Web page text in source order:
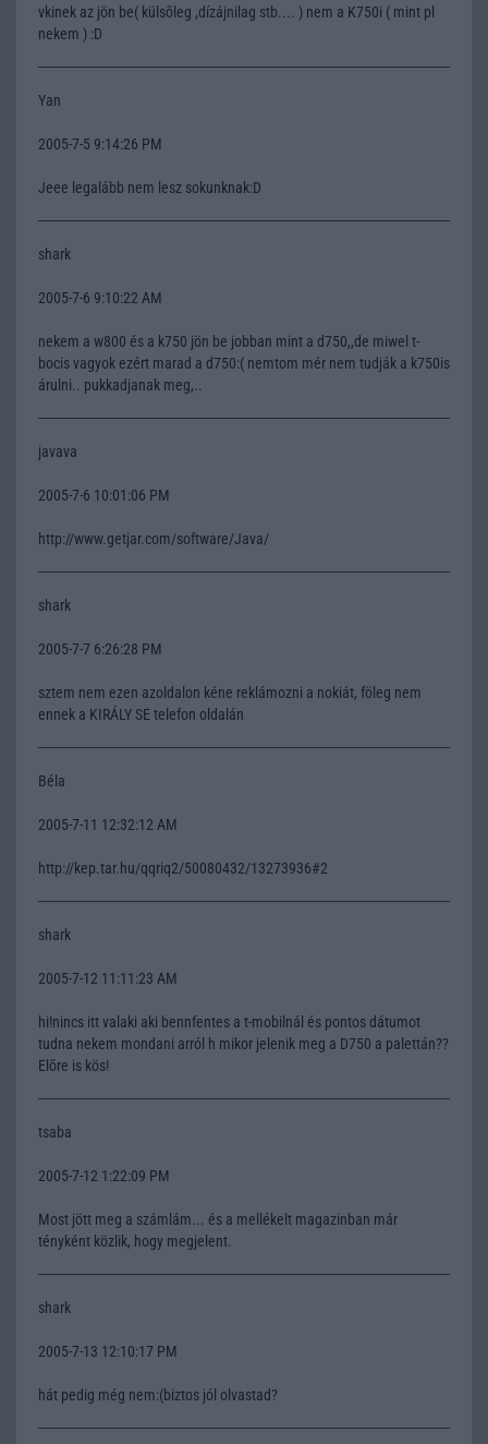
vkinek az jön be( külsõleg ,dízájnilag stb.... ) nem a K750i ( mint pl
nekem ) :D
Yan
2005-7-5 9:14:26 PM
Jeee legalább nem lesz sokunknak:D
shark
2005-7-6 9:10:22 AM
nekem a w800 és a k750 jön be jobban mint a d750,,de miwel t-
bocis vagyok ezért marad a d750:( nemtom mér nem tudják a k750is
árulni.. pukkadjanak meg,..
javava
2005-7-6 10:01:06 PM
http://www.getjar.com/software/Java/
shark
2005-7-7 6:26:28 PM
sztem nem ezen azoldalon kéne reklámozni a nokiát, föleg nem
ennek a KIRÁLY SE telefon oldalán
Béla
2005-7-11 12:32:12 AM
http://kep.tar.hu/qqriq2/50080432/13273936#2
shark
2005-7-12 11:11:23 AM
hi!nincs itt valaki aki bennfentes a t-mobilnál és pontos dátumot
tudna nekem mondani arról h mikor jelenik meg a D750 a palettán??
Elõre is kös!
tsaba
2005-7-12 1:22:09 PM
Most jött meg a számlám... és a mellékelt magazinban már
tényként közlik, hogy megjelent.
shark
2005-7-13 12:10:17 PM
hát pedig még nem:(biztos jól olvastad?